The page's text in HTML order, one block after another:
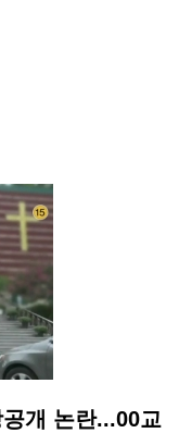
개 논란...00교